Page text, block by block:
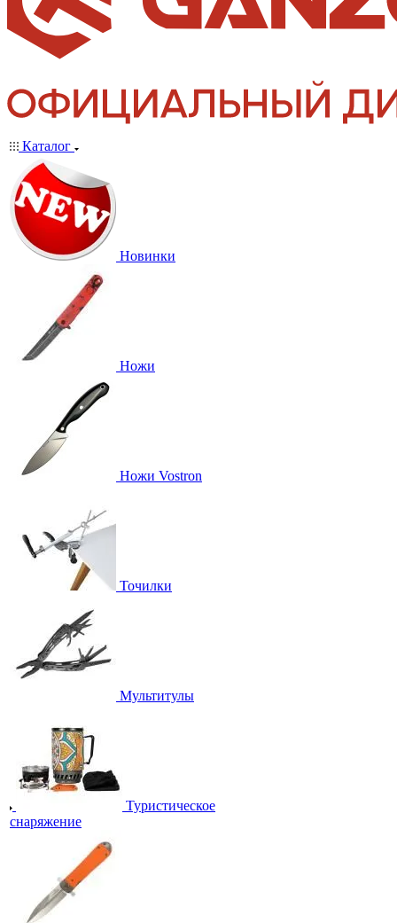
Каталог
Новинки
Ножи
Ножи Vostron
Точилки
Мультитулы
Туристическое
снаряжение